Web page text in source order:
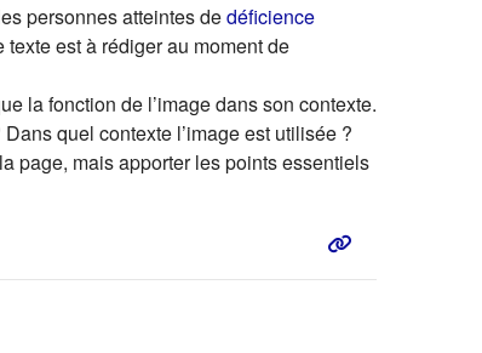
personnes atteintes dedéficience
est à rédiger au moment de
la fonction de l’image dans son contexte.
quel contexte l’image est utilisée ?
page, mais apporter les points essentiels